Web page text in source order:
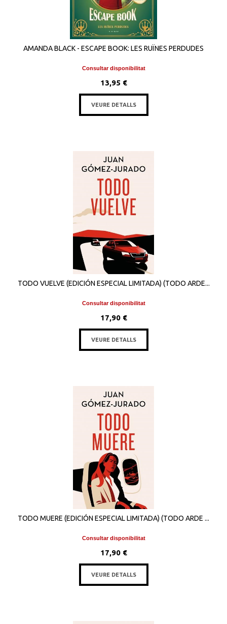
AMANDA BLACK - ESCAPE BOOK: LES RUÏNES PERDUDES
Consultar disponibilitat
13,95 €
VEURE DETALLS
TODO VUELVE (EDICIÓN ESPECIAL LIMITADA) (TODO ARDE...
Consultar disponibilitat
17,90 €
VEURE DETALLS
TODO MUERE (EDICIÓN ESPECIAL LIMITADA) (TODO ARDE ...
Consultar disponibilitat
17,90 €
VEURE DETALLS